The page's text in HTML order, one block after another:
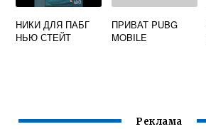
НИКИ ДЛЯ ПАБГ
НЬЮ СТЕЙТ
ПРИВАТ PUBG
MOBILE
Реклама